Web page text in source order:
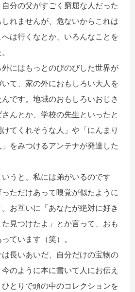
分の父がすごく窮屈な人だった
れませんが、危ないからこれは
は行くなとか、いろんなことを
にはもっとのびのびした世界が
て、家の外におもしろい大人を
です。地域のおもしろいおじさ
んとか、学校の先生といったと
てくれそうな人」や「にんまり
をみつけるアンテナが発達した
うと、私には弟がいるのです
ただけあって嗅覚が似たように
お互いに「あなたが絶対に好き
見つけたよ」とか言って、おも
ています（笑）。
長いあいだ、自分だけの宝物の
のように本に書いて人にお伝え
とりで頭の中のコレクションを